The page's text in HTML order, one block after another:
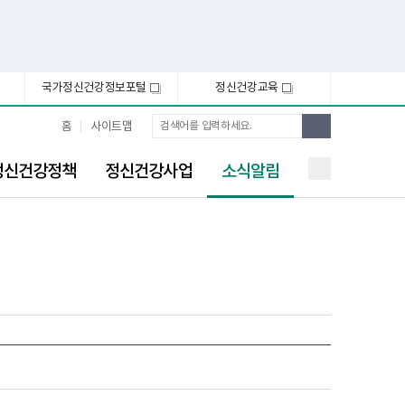
국가정신건강정보포털 새
창
정신건강교육 새
창
홈 사이트맵
통
합
색
색
건강정책 정신건강사업 소식알림
됨